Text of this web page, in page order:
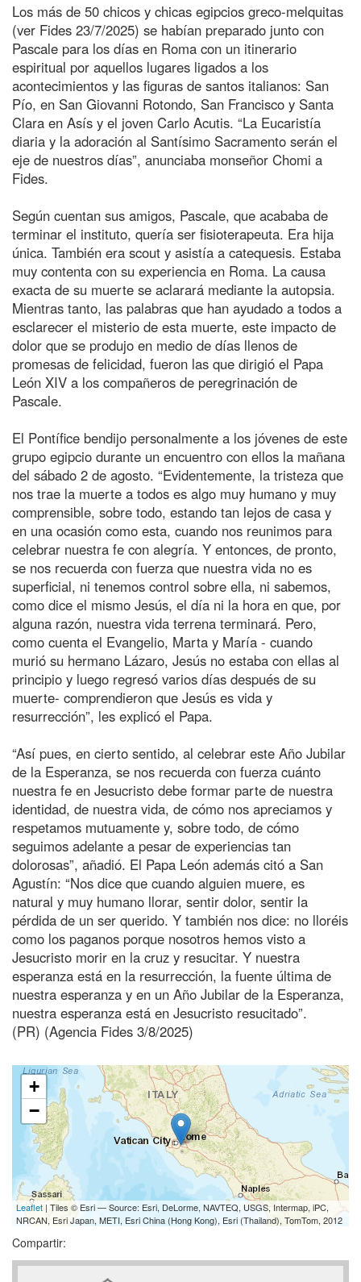
Los más de 50 chicos y chicas egipcios greco-melquitas
(ver Fides 23/7/2025) se habían preparado junto con
Pascale para los días en Roma con un itinerario
espiritual por aquellos lugares ligados a los
acontecimientos y las figuras de santos italianos: San
Pío, en San Giovanni Rotondo, San Francisco y Santa
Clara en Asís y el joven Carlo Acutis. “La Eucaristía
diaria y la adoración al Santísimo Sacramento serán el
eje de nuestros días”, anunciaba monseñor Chomi a
Fides.
Según cuentan sus amigos, Pascale, que acababa de
terminar el instituto, quería ser fisioterapeuta. Era hija
única. También era scout y asistía a catequesis. Estaba
muy contenta con su experiencia en Roma. La causa
exacta de su muerte se aclarará mediante la autopsia.
Mientras tanto, las palabras que han ayudado a todos a
esclarecer el misterio de esta muerte, este impacto de
dolor que se produjo en medio de días llenos de
promesas de felicidad, fueron las que dirigió el Papa
León XIV a los compañeros de peregrinación de
Pascale.
El Pontífice bendijo personalmente a los jóvenes de este
grupo egipcio durante un encuentro con ellos la mañana
del sábado 2 de agosto. “Evidentemente, la tristeza que
nos trae la muerte a todos es algo muy humano y muy
comprensible, sobre todo, estando tan lejos de casa y
en una ocasión como esta, cuando nos reunimos para
celebrar nuestra fe con alegría. Y entonces, de pronto,
se nos recuerda con fuerza que nuestra vida no es
superficial, ni tenemos control sobre ella, ni sabemos,
como dice el mismo Jesús, el día ni la hora en que, por
alguna razón, nuestra vida terrena terminará. Pero,
como cuenta el Evangelio, Marta y María - cuando
murió su hermano Lázaro, Jesús no estaba con ellas al
principio y luego regresó varios días después de su
muerte- comprendieron que Jesús es vida y
resurrección”, les explicó el Papa.
“Así pues, en cierto sentido, al celebrar este Año Jubilar
de la Esperanza, se nos recuerda con fuerza cuánto
nuestra fe en Jesucristo debe formar parte de nuestra
identidad, de nuestra vida, de cómo nos apreciamos y
respetamos mutuamente y, sobre todo, de cómo
seguimos adelante a pesar de experiencias tan
dolorosas”, añadió. El Papa León además citó a San
Agustín: “Nos dice que cuando alguien muere, es
natural y muy humano llorar, sentir dolor, sentir la
pérdida de un ser querido. Y también nos dice: no lloréis
como los paganos porque nosotros hemos visto a
Jesucristo morir en la cruz y resucitar. Y nuestra
esperanza está en la resurrección, la fuente última de
nuestra esperanza y en un Año Jubilar de la Esperanza,
nuestra esperanza está en Jesucristo resucitado”.
(PR) (Agencia Fides 3/8/2025)
+
−
Leaflet | Tiles © Esri — Source: Esri, DeLorme, NAVTEQ, USGS, Intermap, iPC,
NRCAN, Esri Japan, METI, Esri China (Hong Kong), Esri (Thailand), TomTom, 2012
Compartir: